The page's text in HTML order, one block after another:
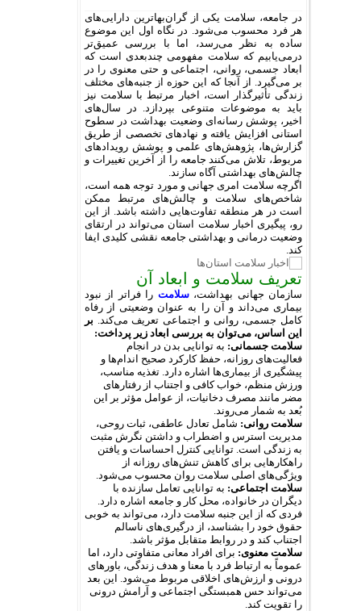
در جامعه، سلامت یکی از گران‌بها‌ترین دارایی‌های
هر فرد محسوب می‌شود. در نگاه اول این موضوع
ساده به نظر می‌رسد، اما با بررسی عمیق‌تر
درمی‌یابیم که سلامت مفهومی چندبعدی است که
ابعاد جسمی، روانی، اجتماعی و حتی معنوی را در
بر می‌گیرد. از آنجا که این حوزه از جنبه‌های مختلف
زندگی تأثیرگذار است، اخبار مرتبط با سلامت نیز
باید به موضوعات متنوعی بپردازد. در سال‌های
اخیر، پوشش رسانه‌ای وضعیت بهداشت در سطوح
استانی افزایش یافته و نهادهای تخصصی از طریق
گزارش‌ها، پژوهش‌های علمی و پوشش رویدادهای
مربوط، تلاش می‌کنند جامعه را از آخرین تغییرات و
چالش‌های بهداشتی آگاه سازند.
اگرچه سلامت امری جهانی و مورد توجه همه است،
شاخص‌های سلامت و چالش‌های مرتبط ممکن
است در هر منطقه تفاوت‌هایی داشته باشد. از این
رو، پیگیری اخبار سلامت استان می‌تواند در ارتقای
وضعیت درمانی و بهداشتی جامعه نقشی کلیدی ایفا
کند.
تعریف سلامت و ابعاد آن
سازمان جهانی بهداشت،سلامت را فراتر از نبود
بیماری می‌داند و آن را به عنوان وضعیتی از رفاه
کامل جسمی، روانی و اجتماعی تعریف می‌کند. بر
این اساس، می‌توان به بررسی ابعاد زیر پرداخت:
سلامت جسمانی: به توانایی بدن در انجام
فعالیت‌های روزانه، حفظ کارکرد صحیح اندام‌ها و
پیشگیری از بیماری‌ها اشاره دارد. تغذیه مناسب،
ورزش منظم، خواب کافی و اجتناب از رفتارهای
مضر مانند مصرف دخانیات، از عوامل مؤثر بر این
بُعد به شمار می‌روند.
سلامت روانی: شامل تعادل عاطفی، ثبات روحی،
مدیریت استرس و اضطراب و داشتن نگرش مثبت
به زندگی است. توانایی کنترل احساسات و یافتن
راهکارهایی برای کاهش تنش‌های روزانه از
ویژگی‌های اصلی سلامت روان محسوب می‌شود.
سلامت اجتماعی: به توانایی تعامل سازنده با
دیگران در خانواده، محل کار و جامعه اشاره دارد.
فردی که از این جنبه سلامت دارد، می‌تواند به خوبی
حقوق خود را بشناسد، از درگیری‌های ناسالم
اجتناب کند و در روابط متقابل مؤثر باشد.
سلامت معنوی: برای افراد معانی متفاوتی دارد، اما
عموماً به ارتباط فرد با معنا و هدف زندگی، باورهای
درونی و ارزش‌های اخلاقی مربوط می‌شود. این بعد
می‌تواند حس همبستگی اجتماعی و آرامش درونی
را تقویت کند.